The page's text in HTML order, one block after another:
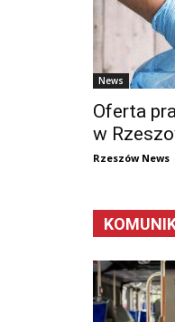
News
Oferta
w
Rzeszów News